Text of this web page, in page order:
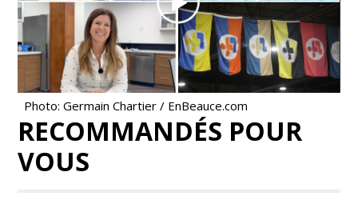
Photo: Germain Chartier / EnBeauce.com
RECOMMANDÉS POUR
VOUS